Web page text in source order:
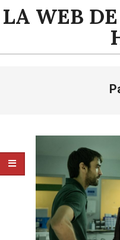
Saltar
alLA WEB